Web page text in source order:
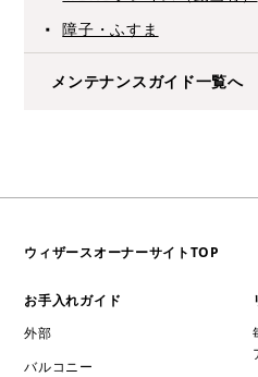
障子・ふすま
メンテナンスガイド一覧へ
ウィザースオーナーサイトTOP
お手入れガイド
外部
バルコニー